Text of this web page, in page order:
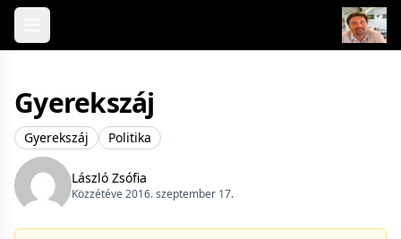
Skip to content
Gyerekszáj
Gyerekszáj Politika
László Zsófia
Közzétéve 2016. szeptember 17.